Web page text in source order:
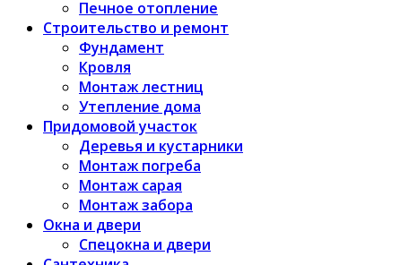
Печное отопление
Строительство и ремонт
Фундамент
Кровля
Монтаж лестниц
Утепление дома
Придомовой участок
Деревья и кустарники
Монтаж погреба
Монтаж сарая
Монтаж забора
Окна и двери
Спецокна и двери